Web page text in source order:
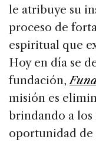
le atribuye su
proceso de
espiritual que
Hoy en día se
fundación,
misión es
brindando a los
oportunidad de